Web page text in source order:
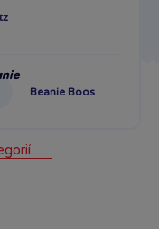
Beanie Boos